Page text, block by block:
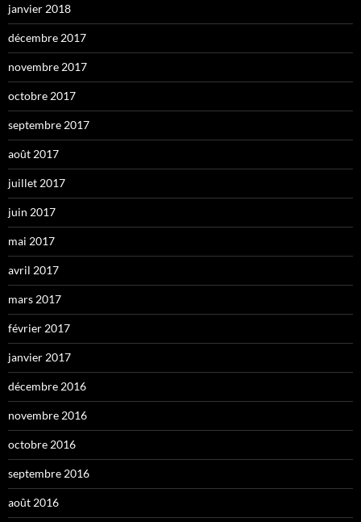
janvier 2018
décembre 2017
novembre 2017
octobre 2017
septembre 2017
août 2017
juillet 2017
juin 2017
mai 2017
avril 2017
mars 2017
février 2017
janvier 2017
décembre 2016
novembre 2016
octobre 2016
septembre 2016
août 2016